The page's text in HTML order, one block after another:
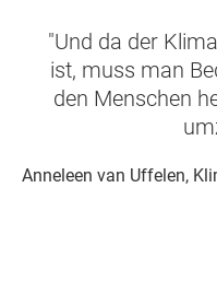
"Und da der
ist, muss man
den Menschen
Anneleen van Uffelen,